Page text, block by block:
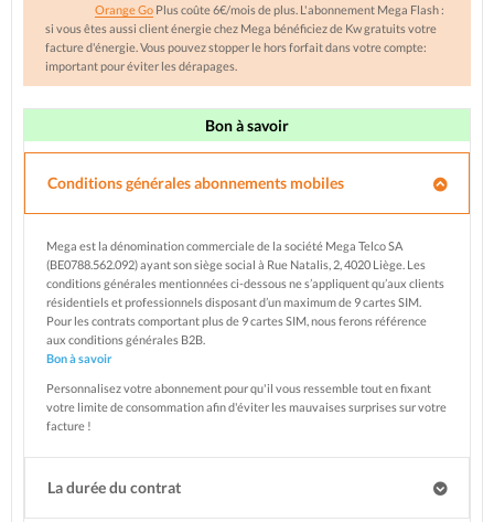
Orange Go Plus coûte 6€/mois de plus. L'abonnement Mega Flash :
si vous êtes aussi client énergie chez Mega bénéficiez de Kw gratuits votre
facture d'énergie. Vous pouvez stopper le hors forfait dans votre compte:
important pour éviter les dérapages.
Bon à savoir
Conditions générales abonnements mobiles
Mega est la dénomination commerciale de la société Mega Telco SA
(BE0788.562.092) ayant son siège social à Rue Natalis, 2, 4020 Liège. Les
conditions générales mentionnées ci-dessous ne s’appliquent qu’aux clients
résidentiels et professionnels disposant d’un maximum de 9 cartes SIM.
Pour les contrats comportant plus de 9 cartes SIM, nous ferons référence
aux conditions générales B2B.
Bon à savoir
Personnalisez votre abonnement pour qu'il vous ressemble tout en fixant
votre limite de consommation afin d'éviter les mauvaises surprises sur votre
facture !
La durée du contrat